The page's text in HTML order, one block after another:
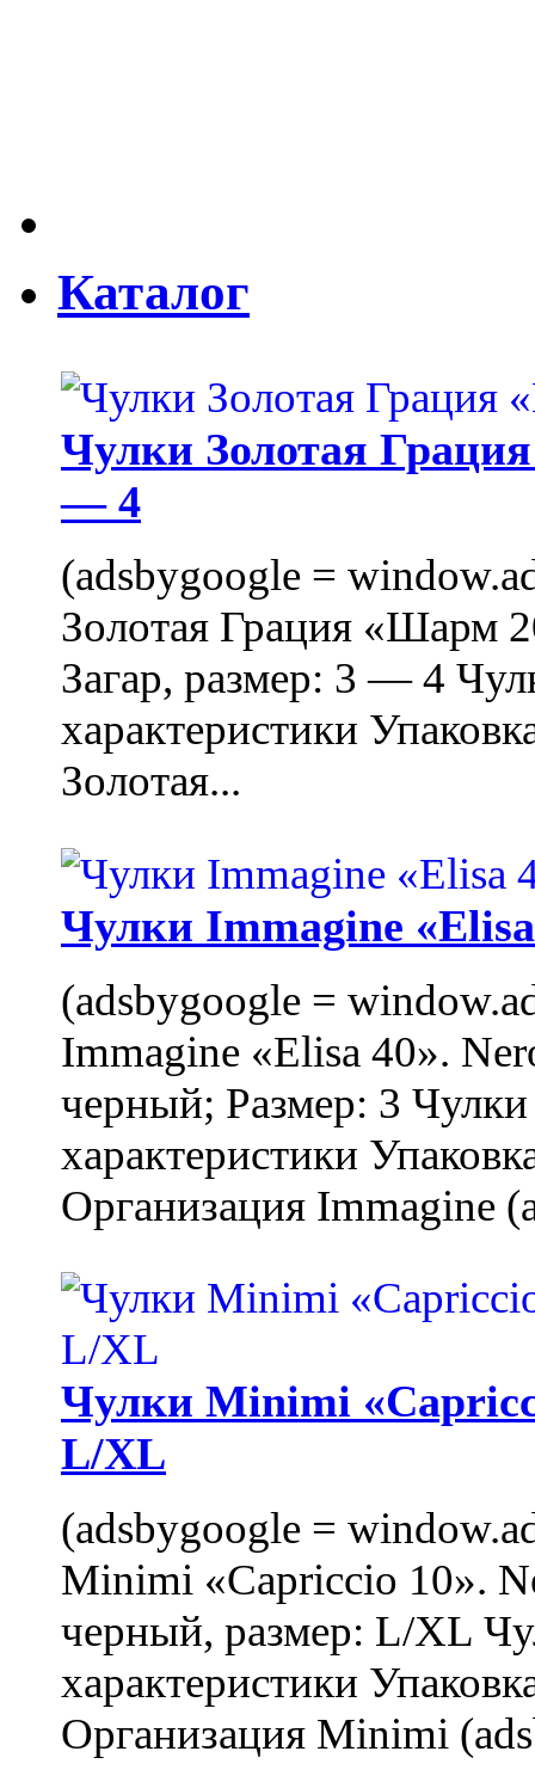
Каталог
Чулки Золотая
— 4
(adsbygoogle =
Золотая Грация «Шарм
Загар, размер: 3 — 4
характеристики
Золотая...
Чулки Immagine
(adsbygoogle =
Immagine «Elisa 40».
черный; Размер: 3
характеристики
Организация Immagine
Чулки Minimi
L/XL
(adsbygoogle =
Minimi «Capriccio 10».
черный, размер: L/XL
характеристики
Организация Minimi